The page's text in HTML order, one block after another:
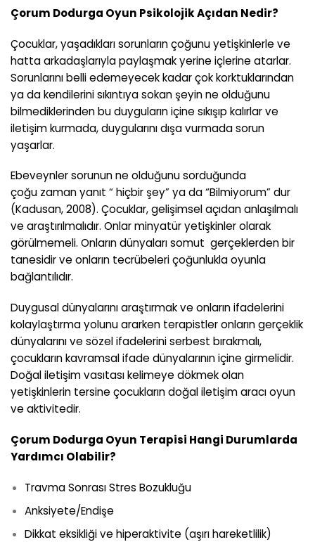
Çorum Dodurga Oyun Psikolojik Açıdan Nedir?
Çocuklar, yaşadıkları sorunların çoğunu yetişkinlerle ve
hatta arkadaşlarıyla paylaşmak yerine içlerine atarlar.
Sorunlarını belli edemeyecek kadar çok korktuklarından
ya da kendilerini sıkıntıya sokan şeyin ne olduğunu
bilmediklerinden bu duyguların içine sıkışıp kalırlar ve
iletişim kurmada, duygularını dışa vurmada sorun
yaşarlar.
Ebeveynler sorunun ne olduğunu sorduğunda
çoğu zaman yanıt “ hiçbir şey” ya da “Bilmiyorum” dur
(Kadusan, 2008). Çocuklar, gelişimsel açıdan anlaşılmalı
ve araştırılmalıdır. Onlar minyatür yetişkinler olarak
görülmemeli. Onların dünyaları somut gerçeklerden bir
tanesidir ve onların tecrübeleri çoğunlukla oyunla
bağlantılıdır.
Duygusal dünyalarını araştırmak ve onların ifadelerini
kolaylaştırma yolunu ararken terapistler onların gerçeklik
dünyalarını ve sözel ifadelerini serbest bırakmalı,
çocukların kavramsal ifade dünyalarının içine girmelidir.
Doğal iletişim vasıtası kelimeye dökmek olan
yetişkinlerin tersine çocukların doğal iletişim aracı oyun
ve aktivitedir.
Çorum Dodurga Oyun Terapisi Hangi Durumlarda
Yardımcı Olabilir?
Travma Sonrası Stres Bozukluğu
Anksiyete/Endişe
Dikkat eksikliği ve hiperaktivite (aşırı hareketlilik)